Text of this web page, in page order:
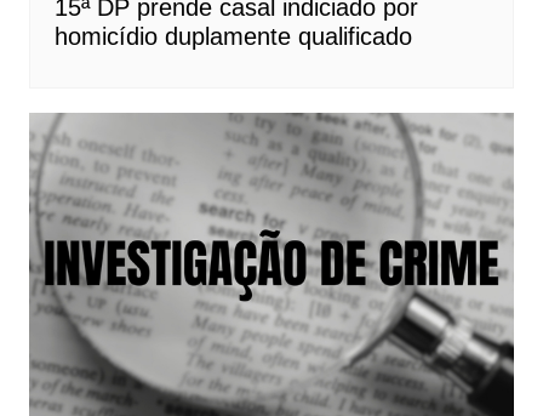
15ª DP prende casal indiciado por
homicídio duplamente qualificado